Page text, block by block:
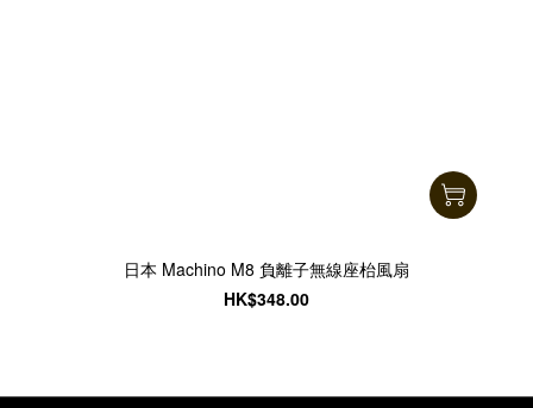
日本 Machino M8 負離子無線座枱風扇
HK$348.00